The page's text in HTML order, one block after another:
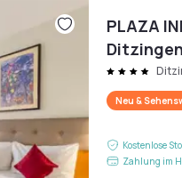
PLAZA
Ditzingen
Neu &
Kostenlose
Zahlung im